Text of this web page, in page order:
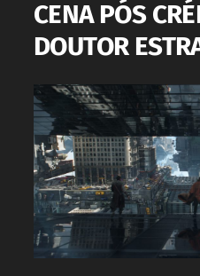
CENA PÓS
DOUTOR